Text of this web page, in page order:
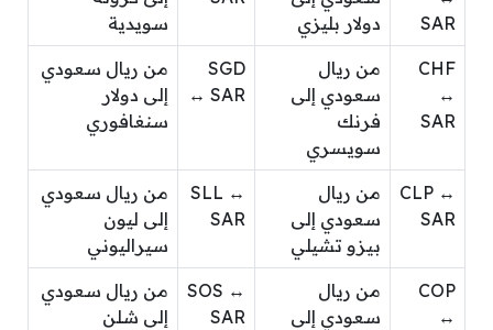
SAR
دولار بليزي
سويدية
CHF
↔
SAR
من ريال
سعودي إلى
فرنك
سويسري
SGD
↔ SAR
من ريال سعودي
إلى دولار
سنغافوري
CLP ↔
SAR
من ريال
سعودي إلى
بيزو تشيلي
SLL ↔
SAR
من ريال سعودي
إلى ليون
سيراليوني
COP
↔
من ريال
سعودي إلى
SOS ↔
SAR
من ريال سعودي
إلى شلن